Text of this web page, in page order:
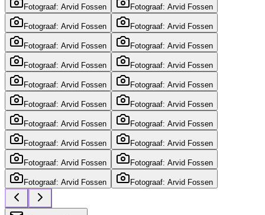
Fotograaf: Arvid Fossen Fotograaf: Arvid Fossen
Fotograaf: Arvid Fossen Fotograaf: Arvid Fossen
Fotograaf: Arvid Fossen Fotograaf: Arvid Fossen
Fotograaf: Arvid Fossen Fotograaf: Arvid Fossen
Fotograaf: Arvid Fossen Fotograaf: Arvid Fossen
Fotograaf: Arvid Fossen Fotograaf: Arvid Fossen
Fotograaf: Arvid Fossen Fotograaf: Arvid Fossen
Fotograaf: Arvid Fossen Fotograaf: Arvid Fossen
Fotograaf: Arvid Fossen Fotograaf: Arvid Fossen
Fotograaf: Arvid Fossen Fotograaf: Arvid Fossen